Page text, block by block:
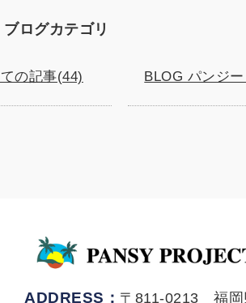
ブログカテゴリ
の記事(44) BLOG パンジ
ADDRESS： 〒811-0213 福岡